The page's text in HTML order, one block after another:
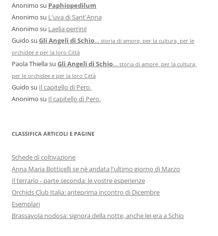
Anonimo su Paphiopedilum
Anonimo su L'uva di Sant'Anna
Anonimo su Laelia perrinii
Guido su Gli Angeli di Schio… storia di amore, per la cultura, per le
orchidee e per la loro Città
Paola Thiellasu Gli Angeli di Schio… storia di amore, per la cultura,
per le orchidee e per la loro Città
Guido su Il capitello di Pero.
Anonimo su Il capitello di Pero.
CLASSIFICA ARTICOLI E PAGINE
Schede di coltivazione
Anna Maria Botticelli se nè andata l'ultimo giorno di Marzo
Il terrario - parte seconda: le vostre esperienze
Orchids Club Italia: anteprima incontro di Dicembre
Esemplari
Brassavola nodosa: signora della notte, anche lei era a Schio